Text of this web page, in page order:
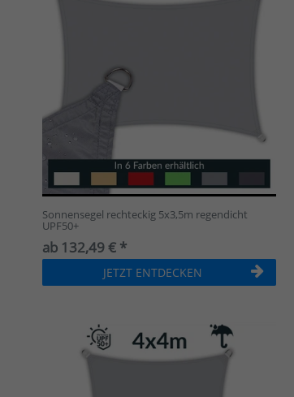
Sonnensegel rechteckig 5x3,5m regendicht
UPF50+
ab 132,49 € *
JETZT ENTDECKEN